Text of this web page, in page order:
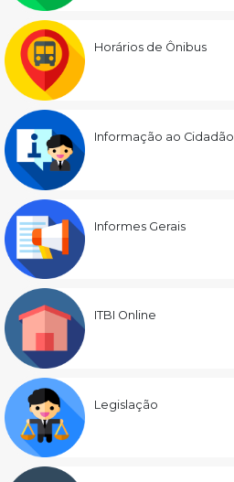
Horários de Ônibus
Informação ao Cidadão
Informes Gerais
ITBI Online
Legislação